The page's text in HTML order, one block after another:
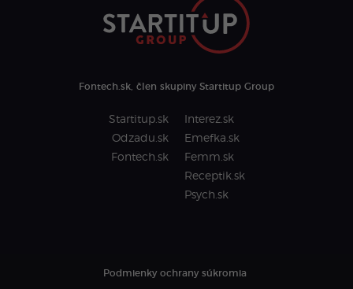
Fontech.sk, člen skupiny Startitup Group
Startitup.sk
Odzadu.sk
Fontech.sk
Interez.sk
Emefka.sk
Femm.sk
Receptik.sk
Psych.sk
Podmienky ochrany súkromia